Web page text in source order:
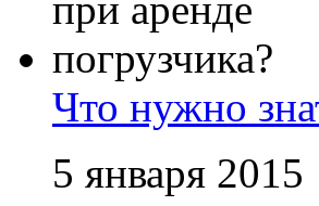
Что нужно
5 января 2015